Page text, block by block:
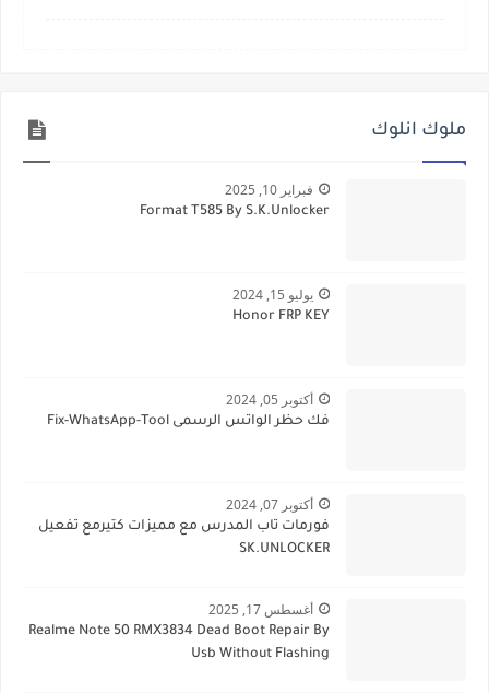
ملوك انلوك
فبراير 10, 2025
Format T585 By S.K.Unlocker
يوليو 15, 2024
Honor FRP KEY
أكتوبر 05, 2024
فك حظر الواتس الرسمى Fix-WhatsApp-Tool
أكتوبر 07, 2024
فورمات تاب المدرس مع مميزات كتيرمع تفعيل
SK.UNLOCKER
أغسطس 17, 2025
Realme Note 50 RMX3834 Dead Boot Repair By
Usb Without Flashing